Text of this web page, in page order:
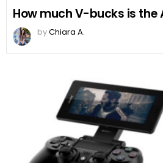
How much V-bucks is the
byChiara A.